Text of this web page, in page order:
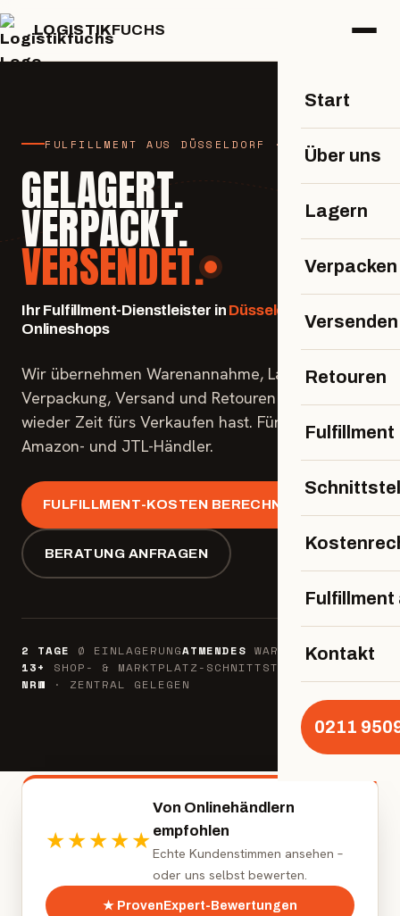
Start
Über uns
Lagern
Verpacken
Versenden
Retouren
Kontakt
0211
LOGISTIKFUCHS
FULFILLMENT AUS DÜSSELDORF · SEIT 1996
GELAGERT.
VERPACKT.
VERSENDET.
Ihr Fulfillment-Dienstleister in Düsseldorf
Onlineshops
Wir übernehmen Warenannahme, Lager,
Verpackung, Versand und Retouren – damit du
wieder Zeit fürs Verkaufen hast. Für Shopify-,
Amazon- und JTL-Händler.
FULFILLMENT-KOSTEN BERECHNEN
BERATUNG ANFRAGEN
2 TAGE Ø EINLAGERUNGATMENDES WARENLAGER
13+
SHOP- & MARKTPLATZ-SCHNITTSTELLEN
NRW · ZENTRAL GELEGEN
★★★★★
Von Onlinehändlern
empfohlen
Echte Kundenstimmen ansehen –
oder uns selbst bewerten.
★ ProvenExpert-Bewertungen